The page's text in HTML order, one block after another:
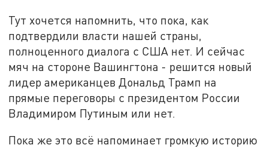
Тут хочется напомнить, что пока, как
подтвердили власти нашей страны,
полноценного диалога с США нет. И сейчас
мяч на стороне Вашингтона - решится новый
лидер американцев Дональд Трамп на
прямые переговоры с президентом России
Владимиром Путиным или нет.
Пока же это всё напоминает громкую историю